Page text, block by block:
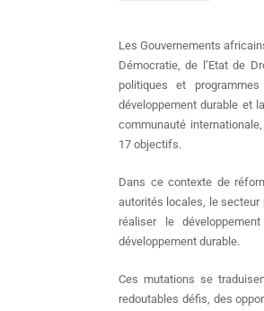
Les Gouvernements
Démocratie, de l’Etat de
politiques et
développement durable et
communauté
17 objectifs.
Dans ce contexte de
autorités locales, le
réaliser le
développement durable.
Ces mutations se
redoutables défis, des